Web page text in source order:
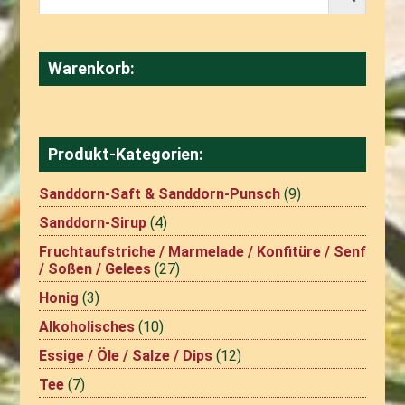
auf
werden
Warenkorb:
Produkt-Kategorien:
Sanddorn-Saft & Sanddorn-Punsch (9)
Sanddorn-Sirup (4)
Fruchtaufstriche / Marmelade / Konfitüre / Senf
/ Soßen / Gelees (27)
Honig (3)
Alkoholisches (10)
Essige / Öle / Salze / Dips (12)
Tee (7)